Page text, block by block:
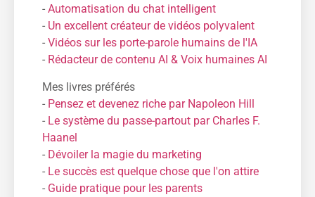
- Automatisation du chat intelligent
- Un excellent créateur de vidéos polyvalent
- Vidéos sur les porte-parole humains de l'IA
- Rédacteur de contenu AI & Voix humaines AI
Mes livres préférés
- Pensez et devenez riche par Napoleon Hill
- Le système du passe-partout par Charles F.
Haanel
- Dévoiler la magie du marketing
- Le succès est quelque chose que l'on attire
- Guide pratique pour les parents